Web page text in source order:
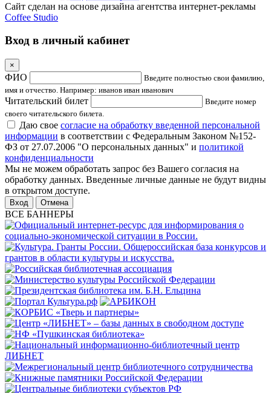
Сайт сделан на основе дизайна агентства интернет-рекламы
Coffee Studio
Вход в личный кабинет
×
ФИО
Введите полностью свои фамилию,
имя и отчество. Например: иванов иван иванович
Читательский билет
Введите номер
своего читательского билета.
Даю свое согласие на обработку введенной персональной
информации в соответствии с Федеральным Законом №152-
ФЗ от 27.07.2006 "О персональных данных" и политикой
конфиденциальности
Мы не можем обработать запрос без Вашего согласия на
обработку данных. Введенные личные данные не будут видны
в открытом доступе.
Отмена
ВСЕ БАННЕРЫ